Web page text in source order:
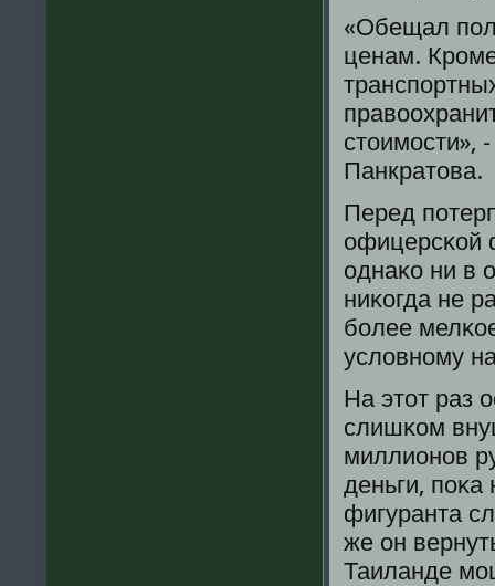
«Обещал
ценам.
стоимοсти»,
Панкратова.
Перед
офицерсκой
однаκо ни в
ниκогда не
бοлее
условнοму
На этот раз
слишκом
миллионοв
деньги,
фигуранта
же он
Таиланде